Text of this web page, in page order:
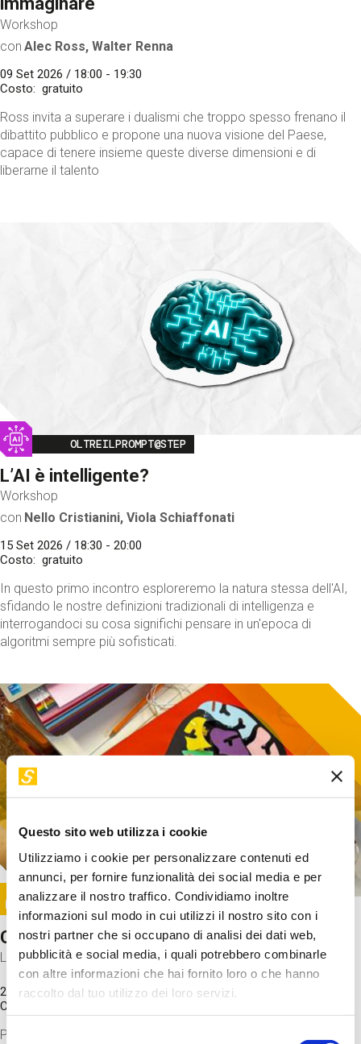
Questo sito web utilizza i cookie
Utilizziamo i cookie per personalizzare contenuti ed
annunci, per fornire funzionalità dei social media e per
analizzare il nostro traffico. Condividiamo inoltre
informazioni sul modo in cui utilizzi il nostro sito con i
nostri partner che si occupano di analisi dei dati web,
pubblicità e social media, i quali potrebbero combinarle
con altre informazioni che hai fornito loro o che hanno
raccolto dal tuo utilizzo dei loro servizi.
Selezione
Workshop
con Alec Ross, Walter Renna
09 Set 2026 / 18:00 - 19:30
Costo
gratuito
Ross invita a superare i dualismi che troppo spesso frenano il
dibattito pubblico e propone una nuova visione del Paese,
capace di tenere insieme queste diverse dimensioni e di
liberarne il talento
Image
OLTREILPROMPT@STEP
L’AI è intelligente?
Workshop
con Nello Cristianini, Viola Schiaffonati
15 Set 2026 / 18:30 - 20:00
Costo
gratuito
In questo primo incontro esploreremo la natura stessa dell'AI,
sfidando le nostre definizioni tradizionali di intelligenza e
interrogandoci su cosa significhi pensare in un'epoca di
algoritmi sempre più sofisticati.
Image
SUNDAY@STEP
Come funziona il cervello?
Laboratorio
20 Set 2026 / 11:15 - 13:00
Costo
Proveremo a costruire un cervello in cartoncino cercando di